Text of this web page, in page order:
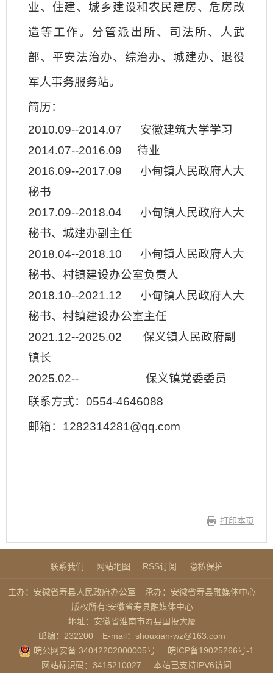
业、住建、 城乡建设和农民建房、 危房改
造等工作。分管派出所、 司法所、 人武
部、 平安法治办、 综治办、 城建办、 退役
军人事务服务站。
简历：
2010.09--2014.07 安徽建筑大学学习
2014.07--2016.09 待业
2016.09--2017.09 小甸镇人民政府人大
秘书
2017.09--2018.04 小甸镇人民政府人大
秘书、城建办副主任
2018.04--2018.10 小甸镇人民政府人大
秘书、村镇建设办公室负责人
2018.10--2021.12 小甸镇人民政府人大
秘书、村镇建设办公室主任
2021.12--2025.02 保义镇人民政府副
镇长
2025.02-- 保义镇党委委员
联系方式：0554-4646088
邮箱：1282314281@qq.com
打印本页
联系我们 网站地图 RSS订阅 隐私保护
主办：安徽省寿县人民政府办公室
承办：安徽省寿县融媒体中心
版权所有:安徽省寿县融媒体中心
地址：安徽省淮南市寿县国投大厦
邮编：232200
E-mail：shouxian-wz@163.com
皖公网安备 34042202000005号
皖ICP备19025266号-1
网站标识码：3415210027
本站已支持IPV6访问